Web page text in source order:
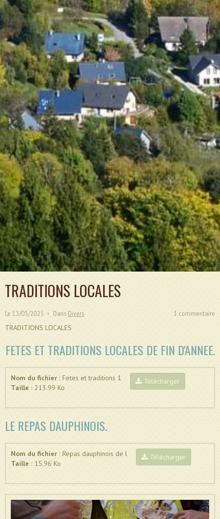
TRADITIONS LOCALES
Le 13/03/2023 DansDivers 1 commentaire
TRADITIONS LOCALES
FETES ET TRADITIONS LOCALES DE FIN D'ANNEE.
Nom du fichier :Fetes et traditions 1
Taille :213.99 Ko
Télécharger
LE REPAS DAUPHINOIS.
Nom du fichier :Repas dauphinois de l
Taille :15.96 Ko
Télécharger